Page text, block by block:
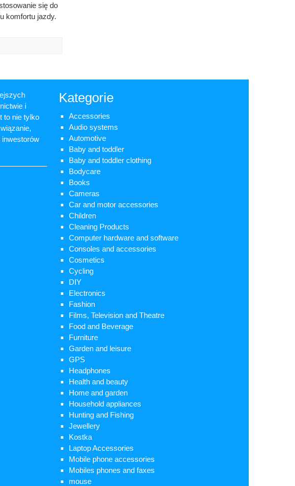
się do
komfortu jazdy.
i
to nie tylko
Kategorie
Accessories
Audio systems
Automotive
Baby and toddler
Baby and toddler clothing
Bodycare
Books
Cameras
Car and motor accessories
Children
Cleaning Products
Computer hardware and software
Consoles and accessories
Cosmetics
Cycling
DIY
Electronics
Fashion
Films, Television and Theatre
Food and Beverage
Furniture
Garden and leisure
GPS
Headphones
Health and beauty
Home and garden
Household appliances
Hunting and Fishing
Jewellery
Kostka
Laptop Accessories
Mobile phone accessories
Mobiles phones and faxes
mouse